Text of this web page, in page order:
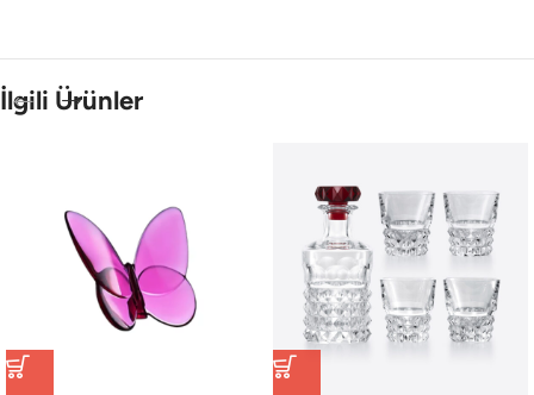
İlgili Ürünler